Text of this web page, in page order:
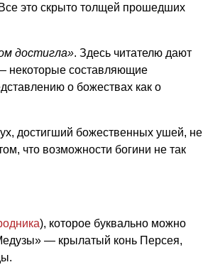
это скрыто толщей прошедших
достигла». Здесь читателю дают
— некоторые составляющие
о божествах как о
достигший божественных ушей, не
что возможности богини не так
), которое буквально можно
— крылатый конь Персея,